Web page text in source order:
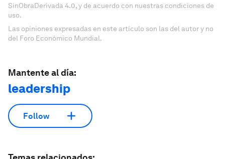
SinObraDerivada 4.0, y de acuerdo con nuestras condiciones de
uso.
Las opiniones expresadas en este artículo son las del autor y no
del Foro Económico Mundial.
Mantente al día:
leadership
Follow